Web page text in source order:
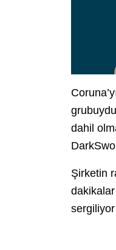
dahil
Şirketin
dakikalar